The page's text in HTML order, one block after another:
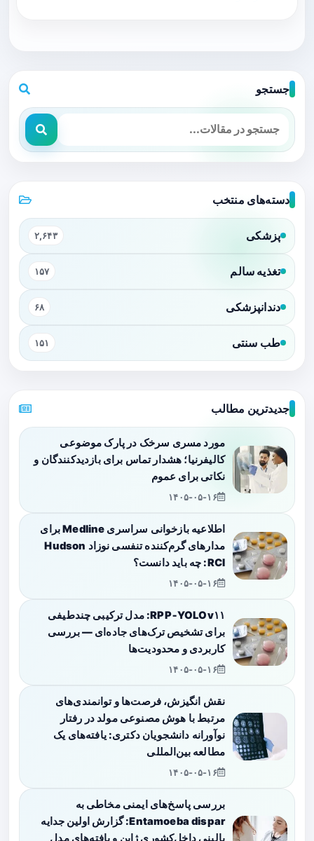
جستجو
دسته‌های منتخب
پزشکی ۲,۶۴۳
تغذیه سالم ۱۵۷
دندانپزشکی ۶۸
طب سنتی ۱۵۱
جدیدترین مطالب
مورد مسری سرخک در پارک موضوعی
کالیفرنیا؛ هشدار تماس برای بازدیدکنندگان و
نکاتی برای عموم
۱۴۰۵-۰۵-۱۶
اطلاعیه بازخوانی سراسری Medline برای
مدارهای گرم‌کننده تنفسی نوزاد Hudson
RCI: چه باید دانست؟
۱۴۰۵-۰۵-۱۶
RPP‑YOLOv۱۱: مدل ترکیبی چندطیفی
برای تشخیص ترک‌های جاده‌ای — بررسی
کاربردی و محدودیت‌ها
۱۴۰۵-۰۵-۱۶
نقش انگیزش، فرصت‌ها و توانمندی‌های
مرتبط با هوش مصنوعی مولد در رفتار
نوآورانه دانشجویان دکتری: یافته‌های یک
مطالعه بین‌المللی
۱۴۰۵-۰۵-۱۶
بررسی پاسخ‌های ایمنی مخاطی به
Entamoeba dispar: گزارش اولین جدایه
بالینی داخل‌کشوری ژاپن و یافته‌های مدل